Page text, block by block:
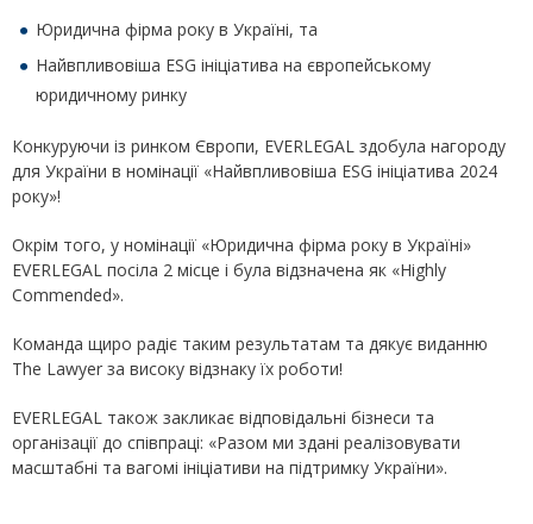
Юридична фірма року в Україні, та
Найвпливовіша ESG ініціатива на європейському
юридичному ринку
Конкуруючи із ринком Європи, EVERLEGAL здобула нагороду
для України в номінації «Найвпливовіша ESG ініціатива 2024
року»!
Окрім того, у номінації «Юридична фірма року в Україні»
EVERLEGAL посіла 2 місце і була відзначена як «Highly
Commended».
Команда щиро радіє таким результатам та дякує виданню
The Lawyer за високу відзнаку їх роботи!
EVERLEGAL також закликає відповідальні бізнеси та
організації до співпраці: «Разом ми здані реалізовувати
масштабні та вагомі ініціативи на підтримку України».